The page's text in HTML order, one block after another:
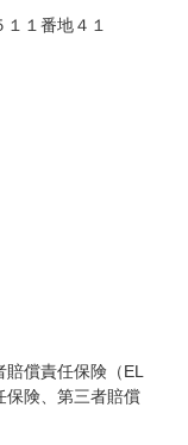
１番地４１
償責任保険（EL
保険、第三者賠償